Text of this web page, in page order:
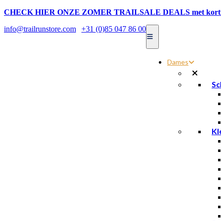
CHECK HIER ONZE ZOMER TRAILSALE DEALS met
info@trailrunstore.com
+31 (0)85 047 86 00
Dames